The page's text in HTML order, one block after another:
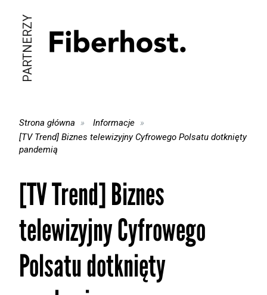
PARTNERZY
Strona główna
Informacje
[TV Trend] Biznes telewizyjny Cyfrowego Polsatu dotknięty
pandemią
[TV Trend] Biznes
telewizyjny Cyfrowego
Polsatu dotknięty